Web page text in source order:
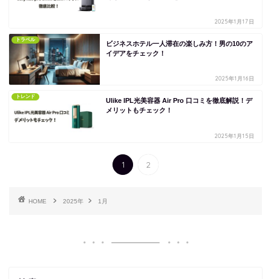
2025年1月17日
トラベル
ビジネスホテル一人滞在の楽しみ方！男の10のア
イデアをチェック！
2025年1月16日
トレンド
Ulike IPL光美容器 Air Pro 口コミを徹底解説！デ
メリットもチェック！
2025年1月15日
1 2
HOME 2025年 1月